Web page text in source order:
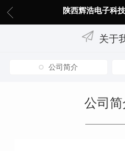
陕西辉浩电子科
关于
公司简介
公司简